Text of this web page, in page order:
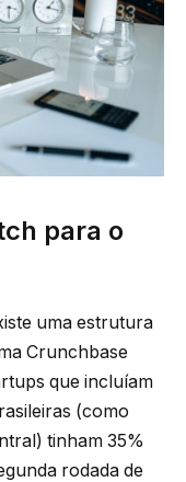
para o
uma estrutura
Crunchbase
que incluíam
(como
tinham 35%
rodada de